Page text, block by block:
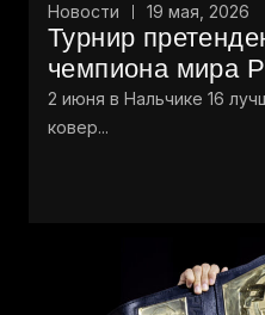
Новости 19 мая, 2026
Турнир
чемпиона мира
2 июня в Нальчике 16
ковер...